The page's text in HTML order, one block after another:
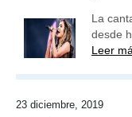
La
desde
Leer
23 diciembre, 2019